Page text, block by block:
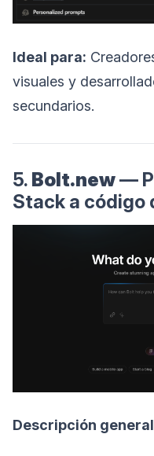
Ideal para:
visuales y
secundarios.
5. Bolt.new—
Stack a código
Descripción general